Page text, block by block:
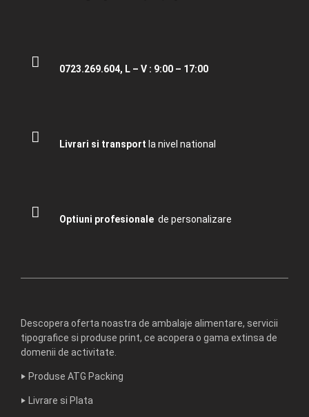
0723.269.604, L – V : 9:00 – 17:00
Livrari si transport la nivel national
Optiuni profesionale de personalizare
Descopera oferta noastra de ambalaje alimentare, servicii
tipografice si produse print, ce acopera o gama extinsa de
domenii de activitate.
‣ Produse ATG Packing
‣ Livrare si Plata